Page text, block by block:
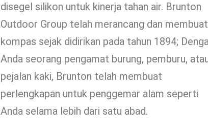
disegel silikon untuk kinerja tahan air. Brunton
Outdoor Group telah merancang dan membuat
kompas sejak didirikan pada tahun 1894;
Anda seorang pengamat burung, pemburu,
pejalan kaki, Brunton telah membuat
perlengkapan untuk penggemar alam seperti
Anda selama lebih dari satu abad.